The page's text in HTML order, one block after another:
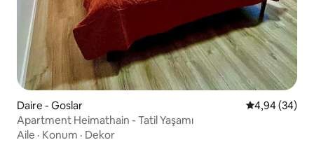
Daire - Goslar 5 üzerinden
4,94 (34)
Apartment Heimathain - Tatil Yaşamı
Aile · Konum · Dekor